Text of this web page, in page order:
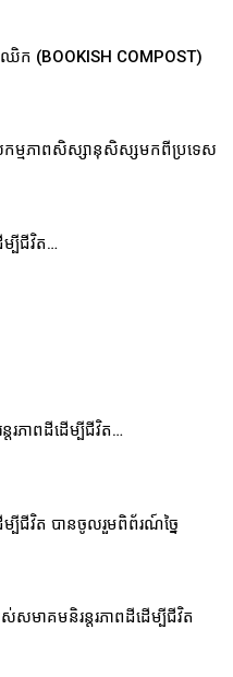
ក (BOOKISH COMPOST)
ម្មភាពសិស្សានុសិស្សមកពីប្រទេស
ម្បីជីវិត…
តរភាពដីដើម្បីជីវិត…
ម្បីជីវិត បានចូលរួមពិព័រណ៍ច្នៃ
មាគមនិរន្តរភាពដីដើម្បីជីវិត